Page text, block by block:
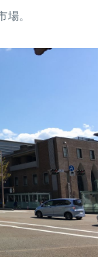
場。